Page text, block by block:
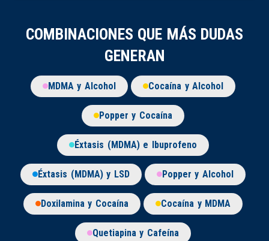
COMBINACIONES QUE MÁS DUDAS
GENERAN
MDMA y Alcohol Cocaína y Alcohol
Popper y Cocaína
Éxtasis (MDMA) e Ibuprofeno
Éxtasis (MDMA) y LSD Popper y Alcohol
Doxilamina y Cocaína Cocaína y MDMA
Quetiapina y Cafeína